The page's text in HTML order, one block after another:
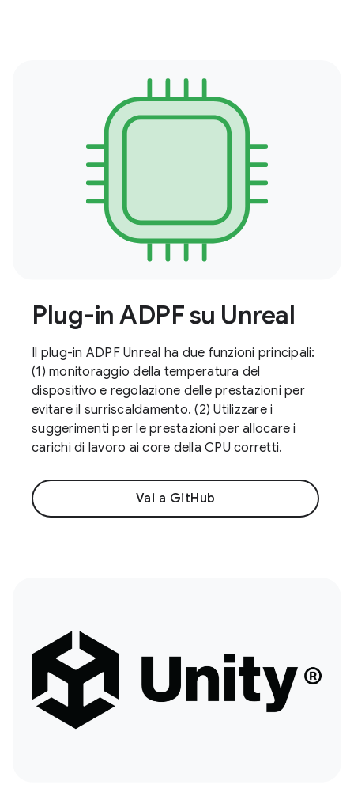
Plug-in ADPF su Unreal
Il plug-in ADPF Unreal ha due funzioni principali:
(1) monitoraggio della temperatura del
dispositivo e regolazione delle prestazioni per
evitare il surriscaldamento. (2) Utilizzare i
suggerimenti per le prestazioni per allocare i
carichi di lavoro ai core della CPU corretti.
Vai a GitHub